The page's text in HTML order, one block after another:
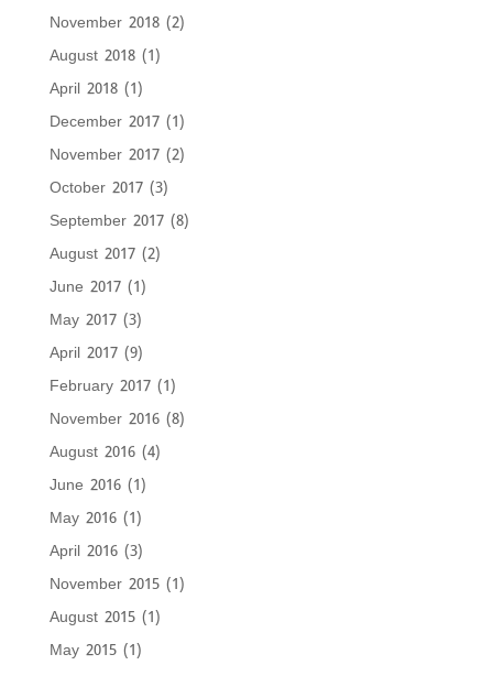
November 2018(2)
August 2018(1)
April 2018(1)
December 2017(1)
November 2017(2)
October 2017(3)
September 2017(8)
August 2017(2)
June 2017(1)
May 2017(3)
April 2017(9)
February 2017(1)
November 2016(8)
August 2016(4)
June 2016(1)
May 2016(1)
April 2016(3)
November 2015(1)
August 2015(1)
May 2015(1)